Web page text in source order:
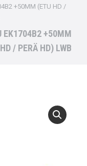
+50MM (ETU HD /
EK1704B2 +50MM
/ PERÄ HD) LWB